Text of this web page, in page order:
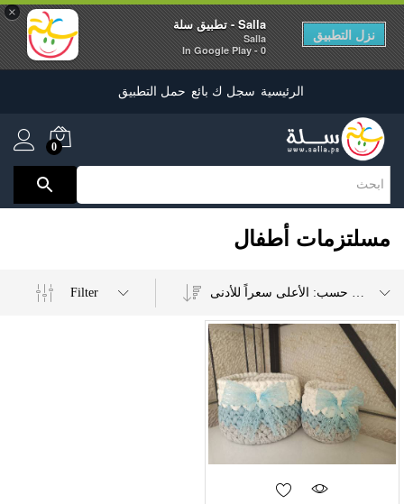
×
Salla - تطبيق سلة
Salla
0 - In Google Play
نزل التطبيق
الرئيسية سجل ك بائع حمل التطبيق
0
مسلتزمات أطفال
Filter ترتيب حسب: الأعلى سعراً للأدنى